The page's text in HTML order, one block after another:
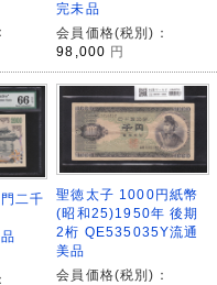
完未品
会員価格(税別)：
98,000 円
二千
聖徳太子 1000円紙幣
(昭和25)1950年 後期
2桁 QE535035Y流通
美品
会員価格(税別)：